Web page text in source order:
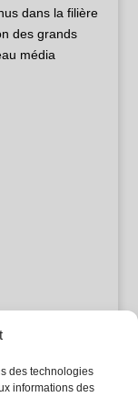
des technologies
informations des
dans la filière
des grands
média